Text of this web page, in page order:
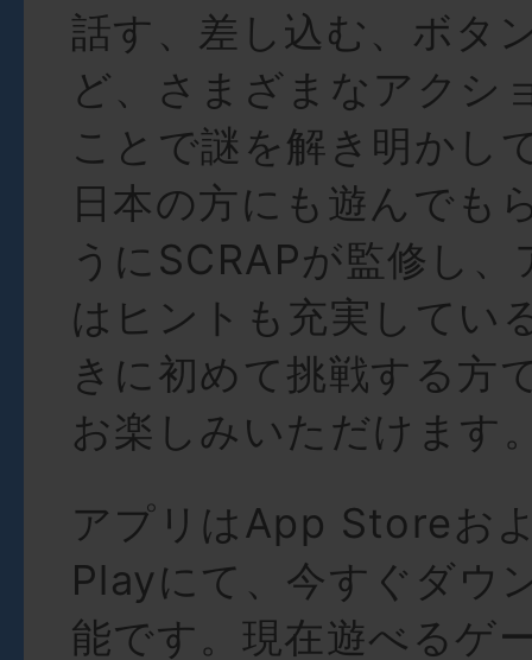
話す、差し込む、ボタ
ど、さまざまなアクシ
ことで謎を解き明かし
日本の方にも遊んでも
うにSCRAPが監修し
はヒントも充実してい
きに初めて挑戦する方
お楽しみいただけます
アプリはApp Storeお
Playにて、今すぐダウ
能です。現在遊べるゲ